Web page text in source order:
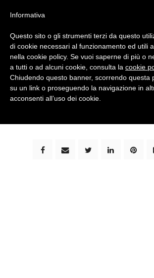
bimbi e viaggi - family travel blog:
Informativa
Questo sito o gli strumenti terzi da questo
di cookie necessari al funzionamento ed utili
nella cookie policy. Se vuoi saperne di più o
a tutti o ad alcuni cookie, consulta la cookie
Chiudendo questo banner, scorrendo questa
su un link o proseguendo la navigazione in
acconsenti all’uso dei cookie.